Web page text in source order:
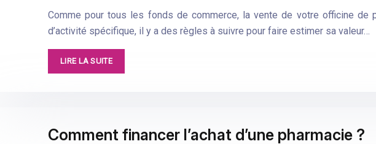
Comme pour tous les fonds de commerce, la vente de votre officine de
d’activité spécifique, il y a des règles à suivre pour faire estimer sa valeur…
LIRE LA SUITE
Comment financer l’achat d’une pharmacie ?